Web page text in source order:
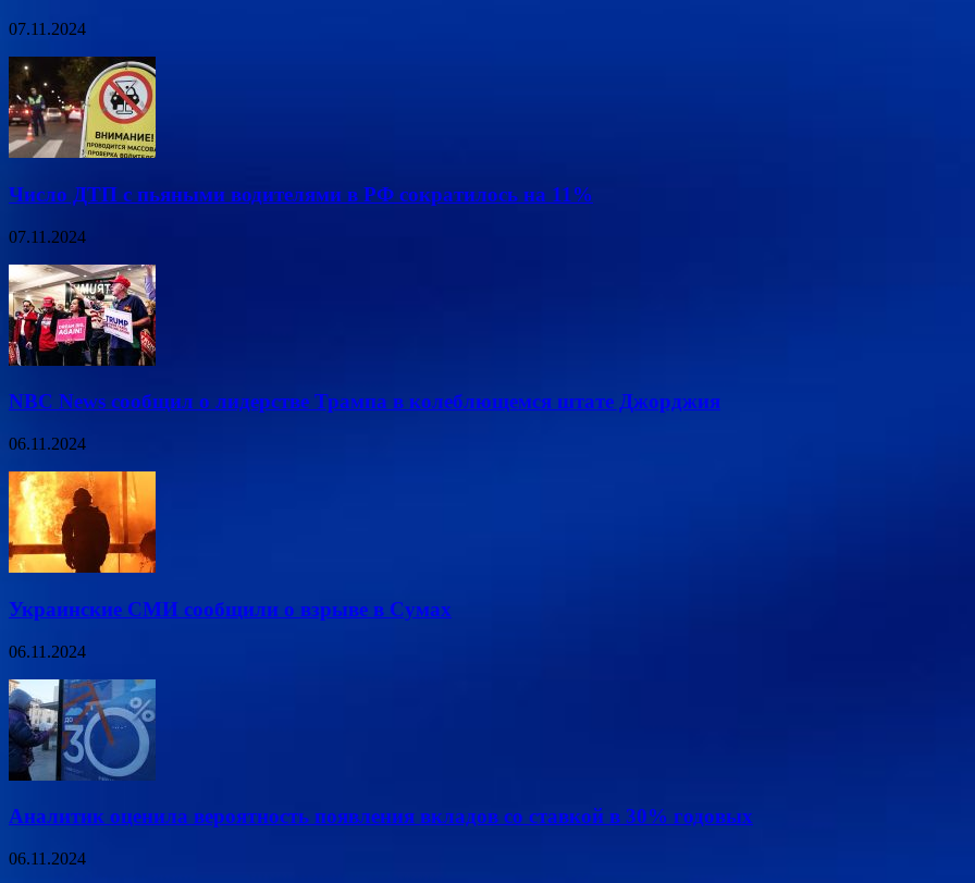
07.11.2024
Число ДТП с пьяными водителями в РФ сократилось на 11%
07.11.2024
NBC News сообщил о лидерстве Трампа в колеблющемся штате Джорджия
06.11.2024
Украинские СМИ сообщили о взрыве в Сумах
06.11.2024
Аналитик оценила вероятность появления вкладов со ставкой в 30% годовых
06.11.2024